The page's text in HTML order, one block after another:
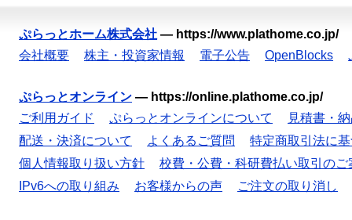
ぷらっとホーム株式会社 — https://www.plathome.co.jp/
会社概要
株主・投資家情報 電子公告 OpenBlocks
ぷらっとオンライン — https://online.plathome.co.jp/
ご利用ガイド
ぷらっとオンラインについて
見積書・
配送・決済について
よくあるご質問
特定商取引法に
個人情報取り扱い方針
校費・公費・科研費払い取引のご
IPv6への取り組み
お客様からの声 ご注文の取り消し